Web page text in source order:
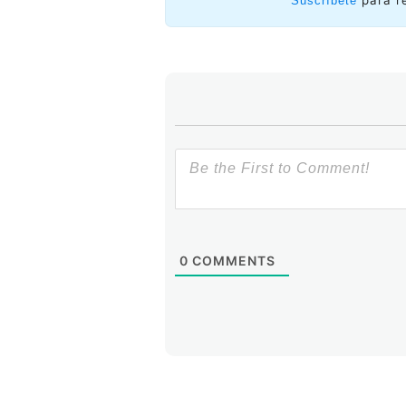
0 COMMENTS